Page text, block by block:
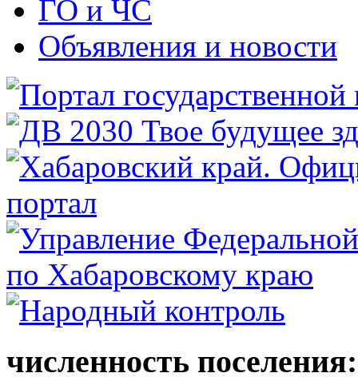
ГО и ЧС
Объявления и новости
численность поселения: